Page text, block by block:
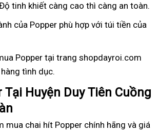
tinh khiết càng cao thì càng an toàn.
của Popper phù hợp với túi tiền của
Popper tại trang shopdayroi.com
tình dục.
Tại Huyện Duy Tiên Cuồng
mua chai hít Popper chính hãng và giá